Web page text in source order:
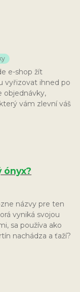
e-shop žít
vyřizovat ihned po
objednávky,
vám zlevní váš
ónyx?
názvy pre ten
vyniká svojou
sa používa ako
nachádza a ťaží?